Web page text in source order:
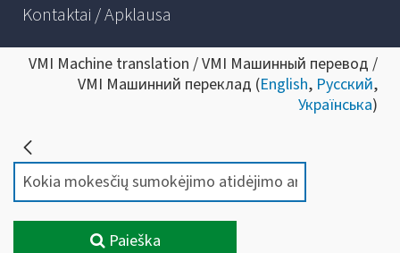
Kontaktai / Apklausa
VMI Machine translation / VMI Машинный перевод /
VMI Машинний переклад (English, Русский,
Українська)
Paieška